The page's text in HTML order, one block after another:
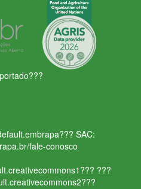
SAC:
fale-conosco
???